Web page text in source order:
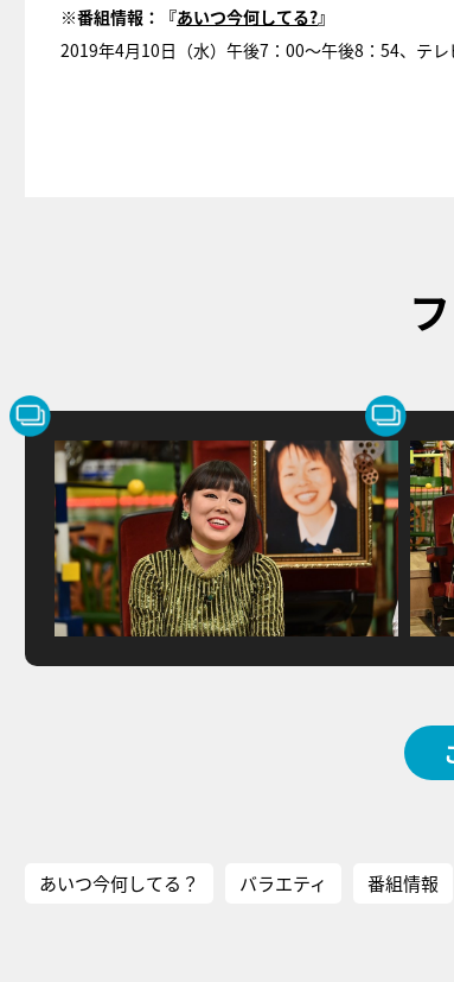
※番組情報：『あいつ今何してる?』
2019年4月10日（水）午後7：00～午後8：54、テ
あいつ今何してる？ バラエティ 番組情報